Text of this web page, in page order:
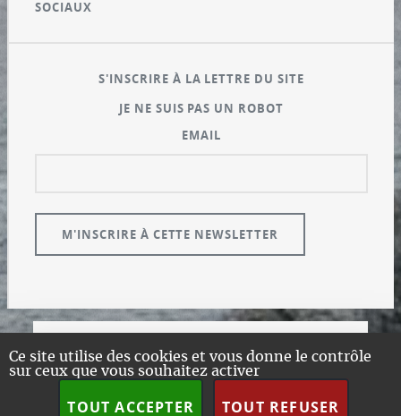
Ce site utilise des cookies et vous donne le contrôle
sur ceux que vous souhaitez activer
TOUT ACCEPTER TOUT REFUSER
SOCIAUX
S'INSCRIRE À LA LETTRE DU SITE
JE NE SUIS PAS UN ROBOT
EMAIL
© GUALENI.COM
A PROPOS
PLAN DU SITE